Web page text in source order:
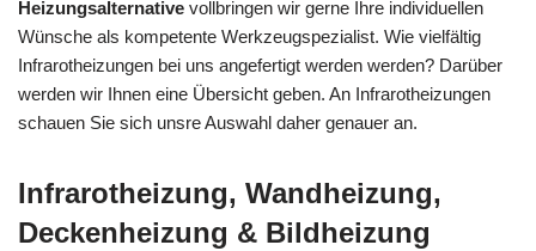
Heizungsalternative vollbringen wir gerne Ihre individuellen
Wünsche als kompetente Werkzeugspezialist. Wie vielfältig
Infrarotheizungen bei uns angefertigt werden werden? Darüber
werden wir Ihnen eine Übersicht geben. An Infrarotheizungen
schauen Sie sich unsre Auswahl daher genauer an.
Infrarotheizung, Wandheizung,
Deckenheizung & Bildheizung